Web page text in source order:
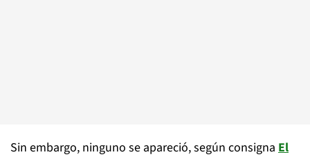
Sin embargo, ninguno se apareció, según consigna El